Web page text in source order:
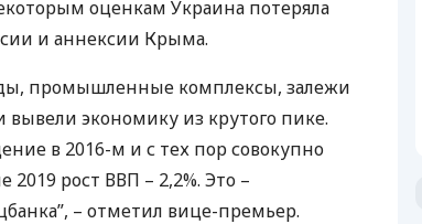
оценкам Украина потеряла
и аннексии Крыма.
промышленные комплексы, залежи
вывели экономику из крутого пике.
в 2016-м и с тех пор совокупно
2019 рост ВВП – 2,2%. Это –
– отметил вице-премьер.